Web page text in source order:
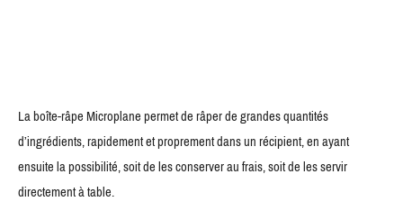
La boîte-râpe Microplane permet de râper de grandes quantités
d’ingrédients, rapidement et proprement dans un récipient, en ayant
ensuite la possibilité, soit de les conserver au frais, soit de les servir
directement à table.